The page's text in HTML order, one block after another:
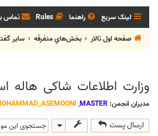
لینک سریع راهنما Rules تماس
صفحه اول تالار
بخش‌‌هاي متفرقه ساير
وزارت اطلاعات شاکی هاله
مدیران انجمن: MASTER
,
ارسال پست